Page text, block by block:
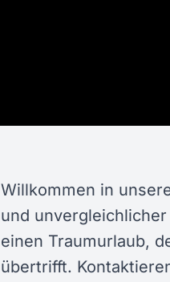
Willkommen in
und
einen Traumurlaub,
übertrifft.